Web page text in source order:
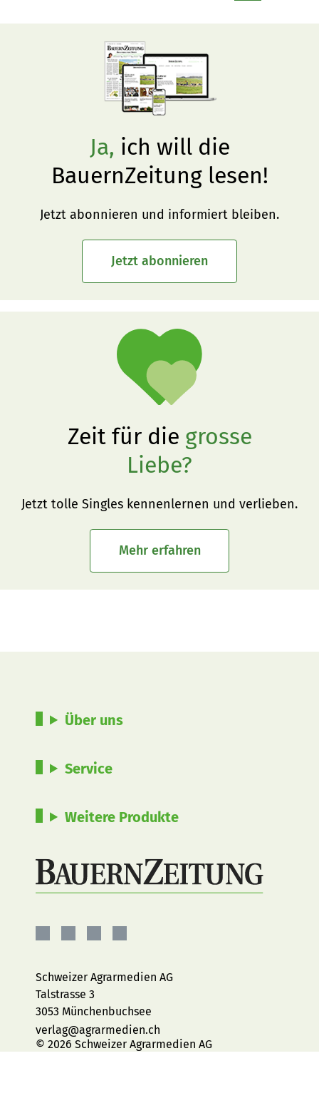
Ja, ich will die
BauernZeitung lesen!
Jetzt abonnieren und informiert bleiben.
Jetzt abonnieren
Zeit für die grosse
Liebe?
Jetzt tolle Singles kennenlernen und verlieben.
Mehr erfahren
Über uns
Service
Weitere Produkte
Facebook
Instagram
YouTubeLinkedIn
Schweizer Agrarmedien AG
Talstrasse 3
3053 Münchenbuchsee
verlag@agrarmedien.ch
© 2026 Schweizer Agrarmedien AG